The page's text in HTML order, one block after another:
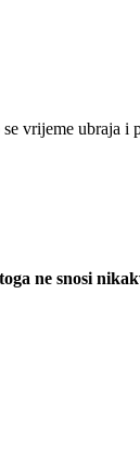
vrijeme ubraja
ne snosi